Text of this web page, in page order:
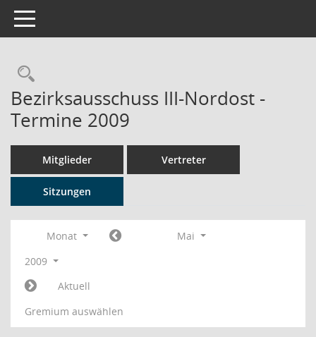
Toggle navigation
Rechercheauswahl
Bezirksausschuss III-Nordost -
Termine 2009
Mitglieder Vertreter
Sitzungen
Monat
Mai
2009
Aktuell
Gremium auswählen